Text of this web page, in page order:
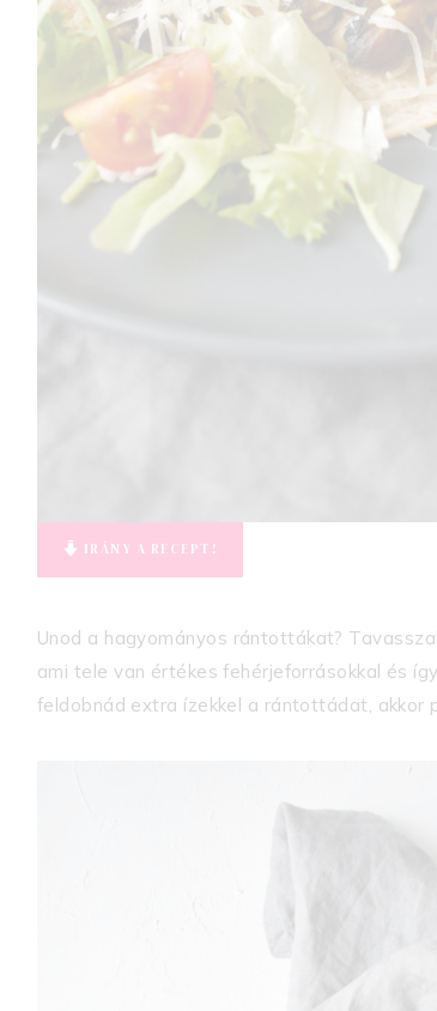
IRÁNY A RECEPT!
Unod a hagyományos rántottákat?
ami tele van értékes fehérjeforrásokkal és
feldobnád extra ízekkel a rántottádat, akkor